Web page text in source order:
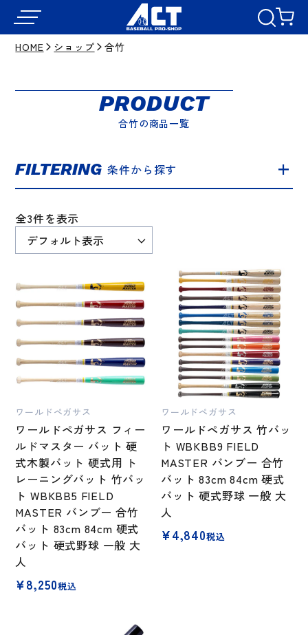
HOME ショップ 合竹
合竹の商品一覧
PRODUCT
FILTERING 条件から探す
全3件を表示
ワールドペガサス
ワールドペガサス フィー
ルドマスター バット 硬
式木製バット 硬式用 ト
レーニングバット 竹バッ
ト WBKBB5 FIELD
MASTER バンブー 合竹
バット 83cm 84cm 硬式
バット 硬式野球 一般 大
人
¥8,250税込
ワールドペガサス
ワールドペガサス 竹バッ
ト WBKBB9 FIELD
MASTER バンブー 合竹
バット 83cm 84cm 硬式
バット 硬式野球 一般 大
人
¥4,840税込